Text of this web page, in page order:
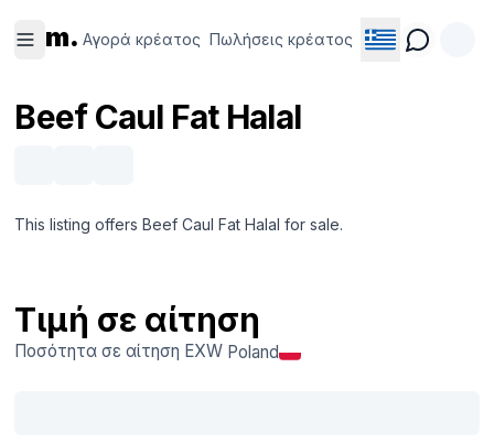
m. Αγορά κρέατος Πωλήσεις κρέατος
κρέατος κρέατος
Beef Caul Fat Halal
This listing offers Beef Caul Fat Halal for sale.
Τιμή σε αίτηση
Ποσότητα σε αίτηση EXW Poland